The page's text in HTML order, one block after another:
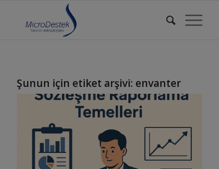
Şunun için etiket arşivi: envanter